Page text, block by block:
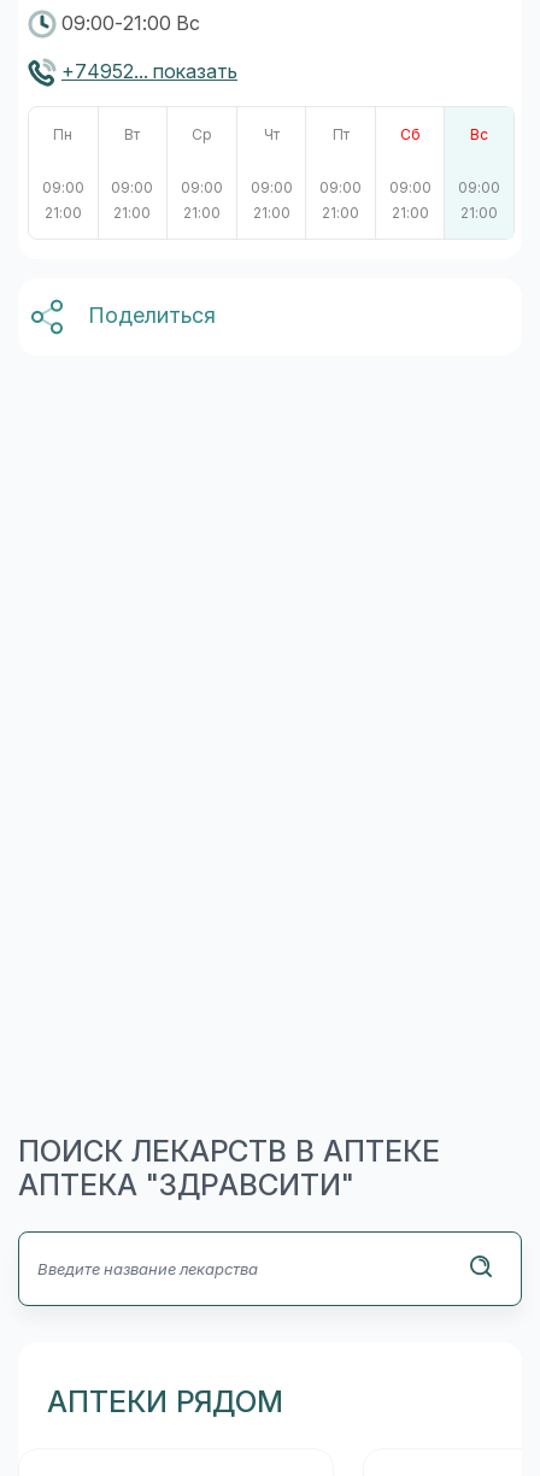
09:00-21:00 Вс
+74952... показать
Пн
09:00
21:00
Вт
09:00
21:00
Ср
09:00
21:00
Чт
09:00
21:00
Пт
09:00
21:00
Сб
09:00
21:00
Вс
09:00
21:00
Поделиться
ПОИСК ЛЕКАРСТВ В АПТЕКЕ
АПТЕКА "ЗДРАВСИТИ"
АПТЕКИ РЯДОМ